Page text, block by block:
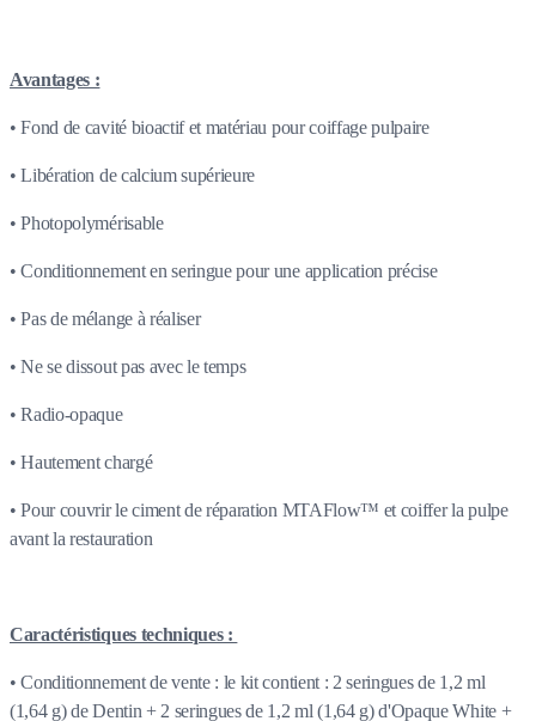
Avantages :
• Fond de cavité bioactif et matériau pour coiffage pulpaire
• Libération de calcium supérieure
• Photopolymérisable
• Conditionnement en seringue pour une application précise
• Pas de mélange à réaliser
• Ne se dissout pas avec le temps
• Radio-opaque
• Hautement chargé
• Pour couvrir le ciment de réparation MTAFlow™ et coiffer la pulpe
avant la restauration
Caractéristiques techniques :
• Conditionnement de vente : le kit contient : 2 seringues de 1,2 ml
(1,64 g) de Dentin + 2 seringues de 1,2 ml (1,64 g) d'Opaque White +